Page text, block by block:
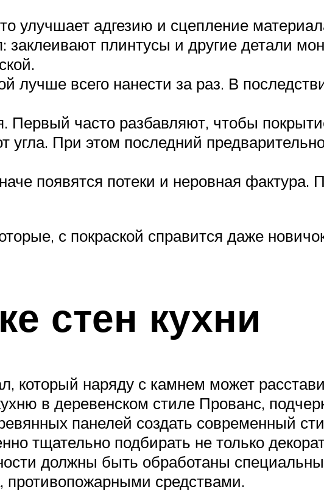
улучшает адгезию и сцепление
заклеивают плинтусы и другие детали
лучше всего нанести за раз. В
Первый часто разбавляют, чтобы
угла. При этом последний
появятся потеки и неровная фактура.
с покраской справится даже
стен кухни
который наряду с камнем может
в деревенском стиле Прованс,
панелей создать современный
тщательно подбирать не только
должны быть обработаны
противопожарными средствами.